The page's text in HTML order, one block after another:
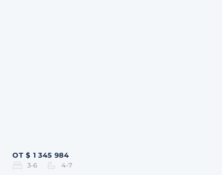
ОТ $ 1 345 984
3-6 4-7